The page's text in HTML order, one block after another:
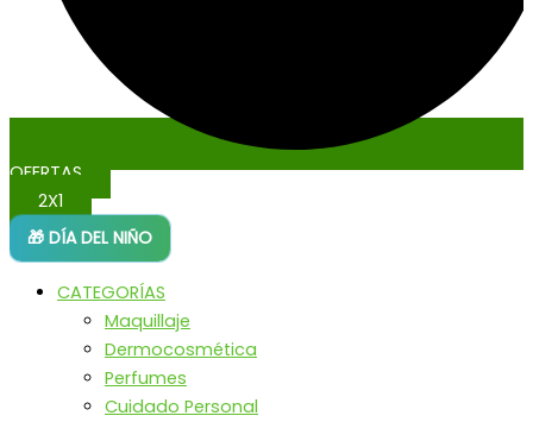
OFERTAS
2X1
🎁 DÍA DEL NIÑO
CATEGORÍAS
Maquillaje
Dermocosmética
Perfumes
Cuidado Personal